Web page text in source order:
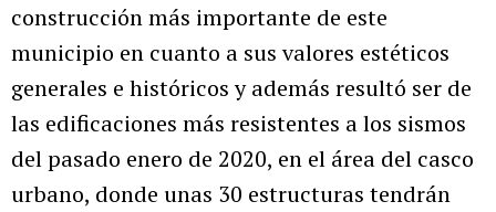
construcción más importante de este
municipio en cuanto a sus valores estéticos
generales e históricos y además resultó ser de
las edificaciones más resistentes a los sismos
del pasado enero de 2020, en el área del casco
urbano, donde unas 30 estructuras tendrán